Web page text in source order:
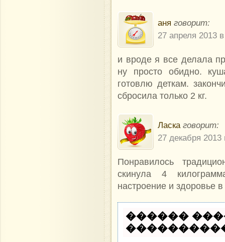
аня говорит:
27 апреля 2013
и вроде я все делала
ну просто обидно.
готовлю деткам.
сбросила только 2 кг.
Ласка говорит:
27 декабря 2013
Понравилось
скинула 4
настроение и здоровье
������